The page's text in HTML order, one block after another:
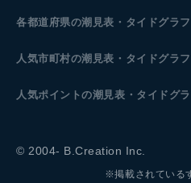
各都道府県の潮見表 ・タイドグラフ
人気市町村の潮見表・タイドグラフ
人気ポイントの潮見表・タイドグ
© 2004- B.Creation Inc.
※掲載されている